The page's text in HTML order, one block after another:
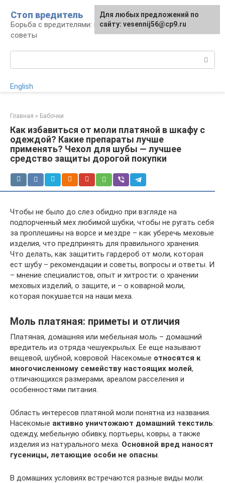
контенту
Стоп вредитель
Борьба с вредителями: правила, средства,
советы
English
Главная » Бабочки
Как избавиться от моли платяной в шкафу с
одеждой? Какие препараты лучше
применять? Чехол для шубы — лучшее
средство защиты дорогой покупки
Чтобы не было до слез обидно при взгляде на
подпорченный мех любимой шубки, чтобы не ругать себя
за проплешины на ворсе и мездре – как уберечь меховые
изделия, что предпринять для правильного хранения.
Что делать, как защитить гардероб от моли, которая
ест шубу – рекомендации и советы, вопросы и ответы. И
– мнение специалистов, опыт и хитрости: о хранении
меховых изделий, о защите, и – о коварной моли,
которая покушается на наши меха.
Моль платяная: приметы и отличия
Платяная, домашняя или мебельная моль – домашний
вредитель из отряда чешуекрылых. Ее еще называют
вещевой, шубной, ковровой. Насекомые относятся к
многочисленному семейству настоящих молей,
отличающихся размерами, ареалом расселения и
особенностями питания.
Область интересов платяной моли понятна из названия.
Насекомые активно уничтожают домашний текстиль:
одежду, мебельную обивку, портьеры, ковры, а также
изделия из натурального меха. Основной вред наносят
гусеницы, летающие особи не опасны.
В домашних условиях встречаются разные виды моли:
Для любых предложений по
сайту: vesennij56@cp9.ru